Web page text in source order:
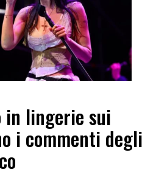
in lingerie sui
i commenti degli